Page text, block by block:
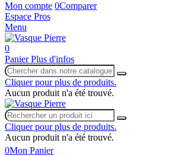
Mon compte 0Comparer
Espace Pros
Menu
0
Panier Plus d'infos
Cliquer pour plus de produits.
Aucun produit n'a été trouvé.
Cliquer pour plus de produits.
Aucun produit n'a été trouvé.
0Mon Panier